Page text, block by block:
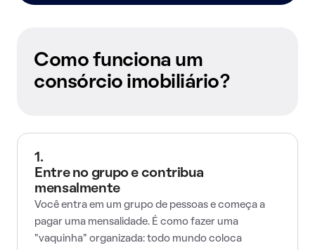
Como funciona um
consórcio imobiliário?
1.
Entre no grupo e contribua
mensalmente
Você entra em um grupo de pessoas e começa a
pagar uma mensalidade. É como fazer uma
"vaquinha" organizada: todo mundo coloca